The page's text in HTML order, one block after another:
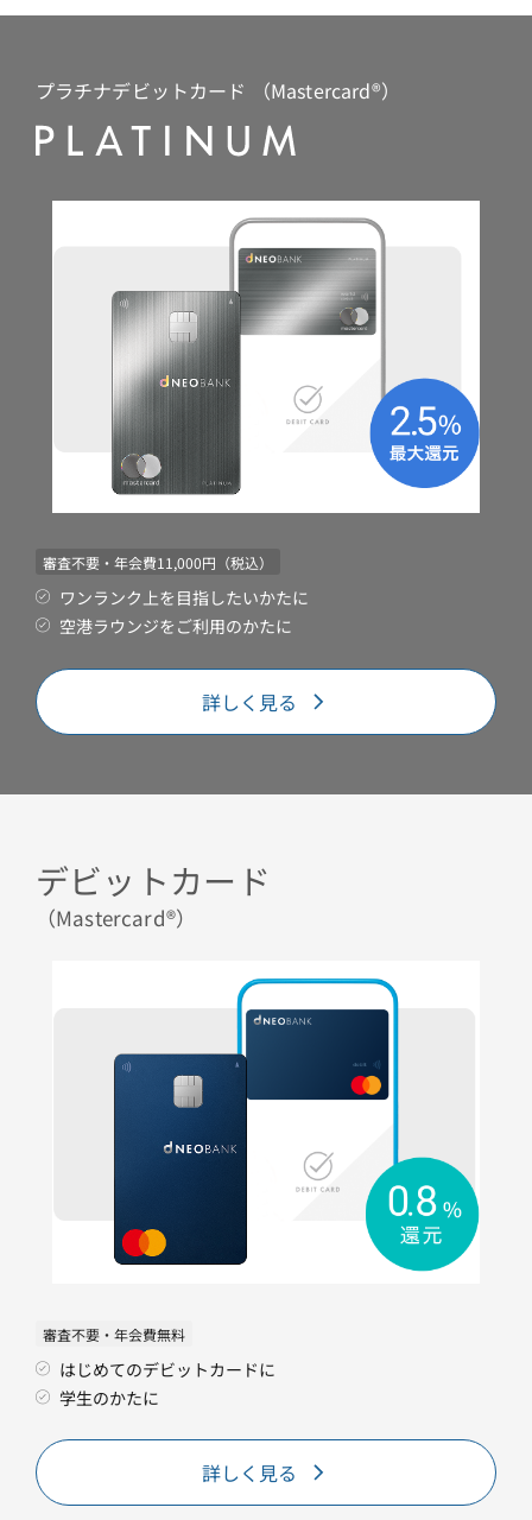
プラチナデビットカード （Mastercard®）
審査不要・年会費11,000円（税込）
ワンランク上を目指したいかたに
空港ラウンジをご利用のかたに
詳しく見る
デビットカード
（Mastercard®）
審査不要・年会費無料
はじめてのデビットカードに
学生のかたに
詳しく見る